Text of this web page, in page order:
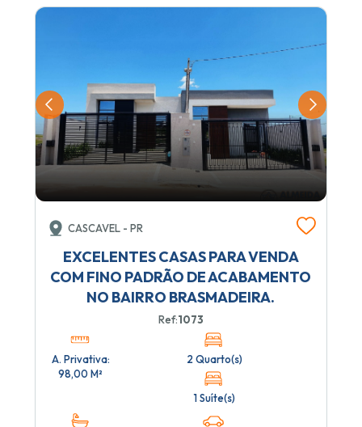
CASCAVEL - PR
EXCELENTES CASAS PARA VENDA
COM FINO PADRÃO DE ACABAMENTO
NO BAIRRO BRASMADEIRA.
Ref:1073
A. Privativa:
98,00 M²
2 Quarto(s)
1 Suíte(s)